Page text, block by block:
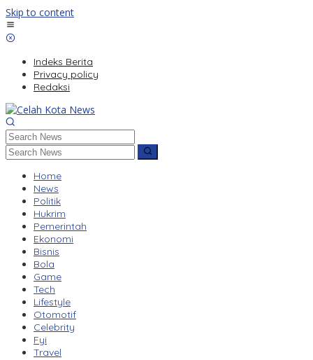
Skip to content
Indeks Berita
Privacy policy
Redaksi
Home
News
Politik
Hukrim
Pemerintah
Ekonomi
Bisnis
Bola
Game
Tech
Lifestyle
Otomotif
Celebrity
Fyi
Travel